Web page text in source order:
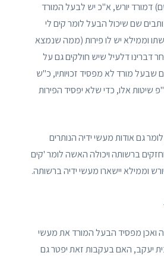
דמורד יורש, א"כ יש לבעל המורד
שם שיכול הבעל לומר קים לי
וממילא יש לו פירות (ממה שנמצא
דברינו דלעיל שיש חולקים גם על
שבעל מורד לא מפסיד זכויותיו, כ"ש
שיטות אלו, כדי שלא יפסיד הפירות
גם אודות מעשי ידיה הנותרים
ברשותה ויכולה האשה לומר 'קים
וממילא יישארו מעשי ידיה ברשותה.
ואכן מפסיד הבעל המורד את מעשי
יעקב, האם בעקבות זאת יפטר גם